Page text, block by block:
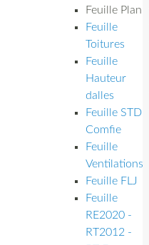
Feuille Plan
Feuille
Toitures
Feuille
Hauteur
dalles
Feuille STD
Comfie
Feuille
Ventilations
Feuille FLJ
Feuille
RE2020 -
RT2012 -